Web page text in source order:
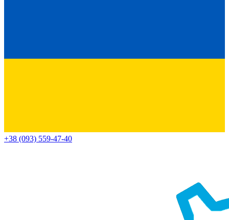
+38 (093) 559-47-40